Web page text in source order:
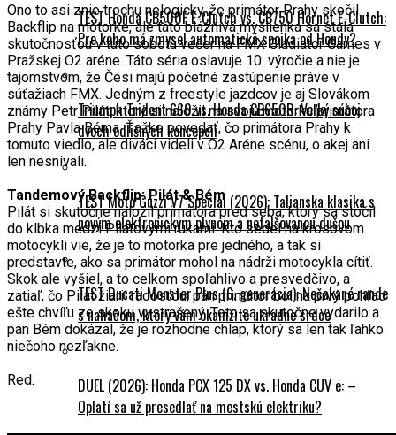
TEST Honda CB500F E-Clutch vs. CB750 Hornet E-Clutch:
Pre koho má zmysel automatická spojka od Hondy?
Triumph Trident 660 vs. Honda CB650R: Veľký súboj
dvoch odlišných koncepcií
TEST Moto Guzzi V7 Special (2026): Talianska klasika s
novým elektronickým plynom a nefalšovanou dušou
TEST Ducati Monster Plus (6. generácia): Nečakané rande
s naháčom, ktorý vám okamžite ukradne srdce
DUEL (2026): Honda PCX 125 DX vs. Honda CUV e: –
Oplatí sa už presedlať na mestskú elektriku?
Ono to asi znie trochu nelogicky, že primátor Prahy skočil
Backflip na motorke, ale táto bláznivá myšlienka sa stala
skutočnosťou v túto sobotu večer na FMX Gladiator Games v
Pražskej O2 aréne. Táto séria oslavuje 10. výročie a nie je
tajomstvom, že Česi majú početné zastúpenie práve v
súťažiach FMX. Jedným z freestyle jazdcov je aj Slovákom
známy Petr Pilát, ktorý si naložil na svoju motorku primátora
Prahy Pavla Béma. Ťažko povedať, čo primátora Prahy k
tomuto viedlo, ale diváci videli v O2 Aréne scénu, o akej ani
len nesnívali.
Tandemový Backflip: Pilát & Bém
Pilát si skutočne naložil primátora pred seba, ktorý sa stočil
do klbka medzi Pilátovými rukami. Kto sedel na krosovom
motocykli vie, že je to motorka pre jedného, a tak si
predstavte, ako sa primátor mohol na nádrži motocykla cítiť.
Skok ale vyšiel, a to celkom spoľahlivo a presvedčivo, a
zatiaľ, čo Pilát žiaril radosťou, pán primátor bol na prvý pohľad
ešte chvíľu zo skoku vystrašený. Toto sa skutočne vydarilo a
pán Bém dokázal, že je rozhodne chlap, ktorý sa len tak ľahko
niečoho nezľakne.
Red.